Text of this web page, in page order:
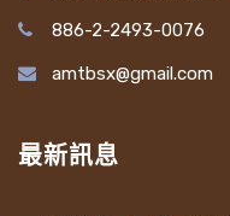
886-2-2493-0076
amtbsx@gmail.com
最新訊息